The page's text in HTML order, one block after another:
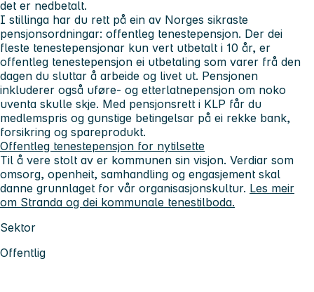
det er nedbetalt.
I stillinga har du rett på ein av Norges sikraste
pensjonsordningar: offentleg tenestepensjon. Der dei
fleste tenestepensjonar kun vert utbetalt i 10 år, er
offentleg tenestepensjon ei utbetaling som varer frå den
dagen du sluttar å arbeide og livet ut. Pensjonen
inkluderer også uføre- og etterlatnepensjon om noko
uventa skulle skje. Med pensjonsrett i KLP får du
medlemspris og gunstige betingelsar på ei rekke bank,
forsikring og spareprodukt.
Offentleg tenestepensjon for nytilsette
Til å vere stolt av er kommunen sin visjon. Verdiar som
omsorg, openheit, samhandling og engasjement skal
danne grunnlaget for vår organisasjonskultur. Les meir
om Stranda og dei kommunale tenestilboda.
Sektor
Offentlig